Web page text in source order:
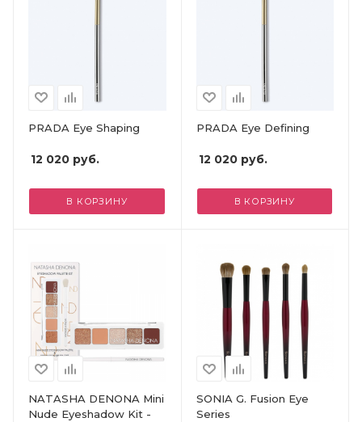
PRADA Eye Shaping
12 020 руб.
В КОРЗИНУ
PRADA Eye Defining
12 020руб.
В КОРЗИНУ
NATASHA DENONA Mini
Nude Eyeshadow Kit -
SONIA G. Fusion Eye
Series